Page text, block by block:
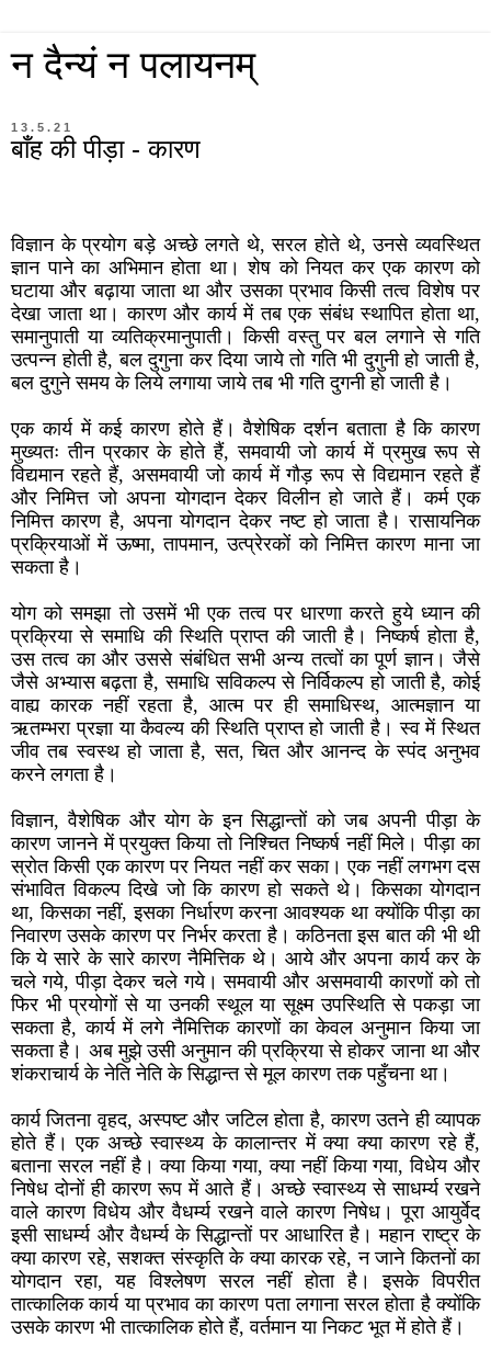
न दैन्यं न पलायनम्
13.5.21
बाँह की पीड़ा - कारण
विज्ञान के प्रयोग बड़े अच्छे लगते थे, सरल होते थे, उनसे व्यवस्थित
ज्ञान पाने का अभिमान होता था। शेष को नियत कर एक कारण को
घटाया और बढ़ाया जाता था और उसका प्रभाव किसी तत्व विशेष पर
देखा जाता था। कारण और कार्य में तब एक संबंध स्थापित होता था,
समानुपाती या व्यतिक्रमानुपाती। किसी वस्तु पर बल लगाने से गति
उत्पन्न होती है, बल दुगुना कर दिया जाये तो गति भी दुगुनी हो जाती है,
बल दुगुने समय के लिये लगाया जाये तब भी गति दुगनी हो जाती है।
एक कार्य में कई कारण होते हैं। वैशेषिक दर्शन बताता है कि कारण
मुख्यतः तीन प्रकार के होते हैं, समवायी जो कार्य में प्रमुख रूप से
विद्यमान रहते हैं, असमवायी जो कार्य में गौड़ रूप से विद्यमान रहते हैं
और निमित्त जो अपना योगदान देकर विलीन हो जाते हैं। कर्म एक
निमित्त कारण है, अपना योगदान देकर नष्ट हो जाता है। रासायनिक
प्रक्रियाओं में ऊष्मा, तापमान, उत्प्रेरकों को निमित्त कारण माना जा
सकता है।
योग को समझा तो उसमें भी एक तत्व पर धारणा करते हुये ध्यान की
प्रक्रिया से समाधि की स्थिति प्राप्त की जाती है। निष्कर्ष होता है,
उस तत्व का और उससे संबंधित सभी अन्य तत्वों का पूर्ण ज्ञान। जैसे
जैसे अभ्यास बढ़ता है, समाधि सविकल्प से निर्विकल्प हो जाती है, कोई
वाह्य कारक नहीं रहता है, आत्म पर ही समाधिस्थ, आत्मज्ञान या
ऋतम्भरा प्रज्ञा या कैवल्य की स्थिति प्राप्त हो जाती है। स्व में स्थित
जीव तब स्वस्थ हो जाता है, सत, चित और आनन्द के स्पंद अनुभव
करने लगता है।
विज्ञान, वैशेषिक और योग के इन सिद्धान्तों को जब अपनी पीड़ा के
कारण जानने में प्रयुक्त किया तो निश्चित निष्कर्ष नहीं मिले। पीड़ा का
स्रोत किसी एक कारण पर नियत नहीं कर सका। एक नहीं लगभग दस
संभावित विकल्प दिखे जो कि कारण हो सकते थे। किसका योगदान
था, किसका नहीं, इसका निर्धारण करना आवश्यक था क्योंकि पीड़ा का
निवारण उसके कारण पर निर्भर करता है। कठिनता इस बात की भी थी
कि ये सारे के सारे कारण नैमित्तिक थे। आये और अपना कार्य कर के
चले गये, पीड़ा देकर चले गये। समवायी और असमवायी कारणों को तो
फिर भी प्रयोगों से या उनकी स्थूल या सूक्ष्म उपस्थिति से पकड़ा जा
सकता है, कार्य में लगे नैमित्तिक कारणों का केवल अनुमान किया जा
सकता है। अब मुझे उसी अनुमान की प्रक्रिया से होकर जाना था और
शंकराचार्य के नेति नेति के सिद्धान्त से मूल कारण तक पहुँचना था।
कार्य जितना वृहद, अस्पष्ट और जटिल होता है, कारण उतने ही व्यापक
होते हैं। एक अच्छे स्वास्थ्य के कालान्तर में क्या क्या कारण रहे हैं,
बताना सरल नहीं है। क्या किया गया, क्या नहीं किया गया, विधेय और
निषेध दोनों ही कारण रूप में आते हैं। अच्छे स्वास्थ्य से साधर्म्य रखने
वाले कारण विधेय और वैधर्म्य रखने वाले कारण निषेध। पूरा आयुर्वेद
इसी साधर्म्य और वैधर्म्य के सिद्धान्तों पर आधारित है। महान राष्ट्र के
क्या कारण रहे, सशक्त संस्कृति के क्या कारक रहे, न जाने कितनों का
योगदान रहा, यह विश्लेषण सरल नहीं होता है। इसके विपरीत
तात्कालिक कार्य या प्रभाव का कारण पता लगाना सरल होता है क्योंकि
उसके कारण भी तात्कालिक होते हैं, वर्तमान या निकट भूत में होते हैं।